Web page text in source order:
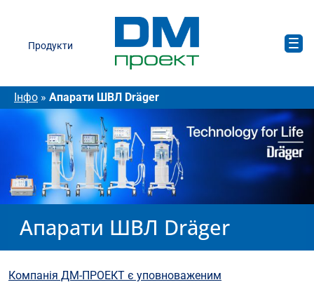
Продукти
Інфо » Апарати ШВЛ Dräger
Апарати ШВЛ Dräger
Компанія ДМ-ПРОЕКТ є уповноваженим